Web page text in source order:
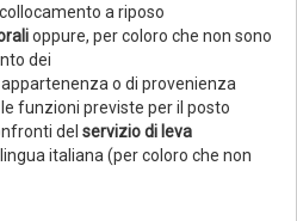
a riposo
oppure, per coloro che non sono
dei
o di provenienza
funzioni previste per il posto
del servizio di leva
italiana (per coloro che non